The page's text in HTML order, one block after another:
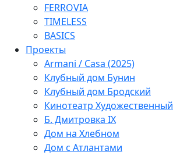
FERROVIA
TIMELESS
BASICS
Проекты
Armani / Casa (2025)
Клубный дом Бунин
Клубный дом Бродский
Кинотеатр Художественный
Б. Дмитровка IX
Дом на Хлебном
Дом с Атлантами